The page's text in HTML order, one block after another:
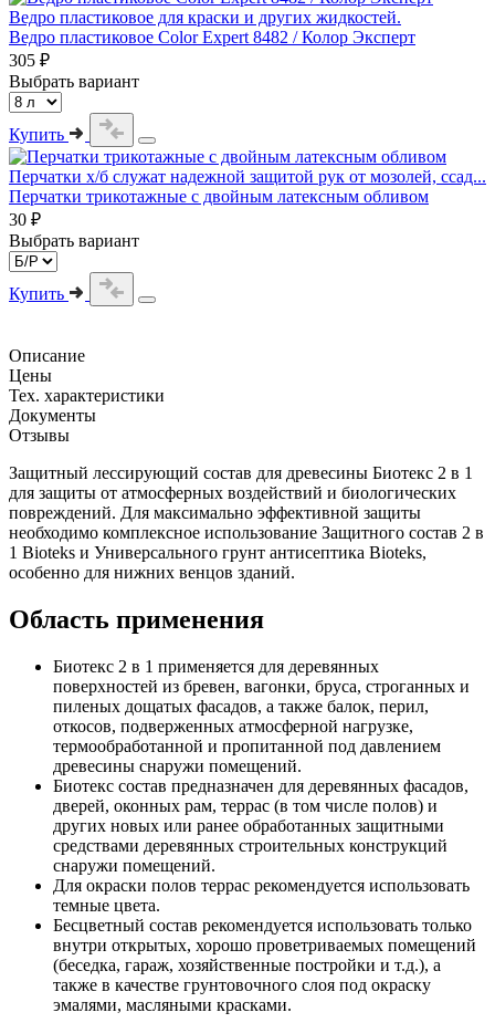
Ведро пластиковое для краски и других жидкостей.
Ведро пластиковое Color Expert 8482 / Колор Эксперт
305 ₽
Выбрать вариант
Купить
Перчатки х/б служат надежной защитой рук от мозолей, ссад...
Перчатки трикотажные с двойным латексным обливом
30 ₽
Выбрать вариант
Купить
Описание
Цены
Тех. характеристики
Документы
Отзывы
Защитный лессирующий состав для древесины Биотекс 2 в 1
для защиты от атмосферных воздействий и биологических
повреждений. Для максимально эффективной защиты
необходимо комплексное использование Защитного состав 2 в
1 Bioteks и Универсального грунт антисептика Bioteks,
особенно для нижних венцов зданий.
Область применения
Биотекс 2 в 1 применяется для деревянных
поверхностей из бревен, вагонки, бруса, строганных и
пиленых дощатых фасадов, а также балок, перил,
откосов, подверженных атмосферной нагрузке,
термообработанной и пропитанной под давлением
древесины снаружи помещений.
Биотекс состав предназначен для деревянных фасадов,
дверей, оконных рам, террас (в том числе полов) и
других новых или ранее обработанных защитными
средствами деревянных строительных конструкций
снаружи помещений.
Для окраски полов террас рекомендуется использовать
темные цвета.
Бесцветный состав рекомендуется использовать только
внутри открытых, хорошо проветриваемых помещений
(беседка, гараж, хозяйственные постройки и т.д.), а
также в качестве грунтовочного слоя под окраску
эмалями, масляными красками.